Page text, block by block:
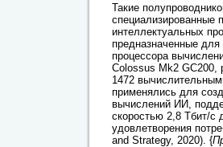
Такие
специализированные
интеллектуальных
предназначенные
процессора
Colossus Mk2 GC200,
1472
применялись для
вычислений ИИ,
скоростью 2,8 Тбит/с
удовлетворения
and Strategy, 2020). {